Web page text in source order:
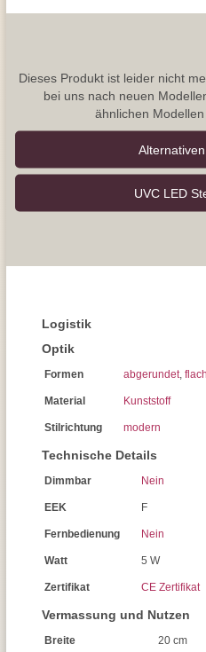
Dieses Produkt ist leider nicht
bei uns nach neuen
ähnlichen
UVC LED
Logistik
Optik
Formen abgerundet, flach
Material Kunststoff
Stilrichtung modern
Technische Details
Dimmbar Nein
EEK F
Fernbedienung Nein
Watt 5 W
Zertifikat CE Zertifikat
Vermassung und Nutzen
Breite 20 cm